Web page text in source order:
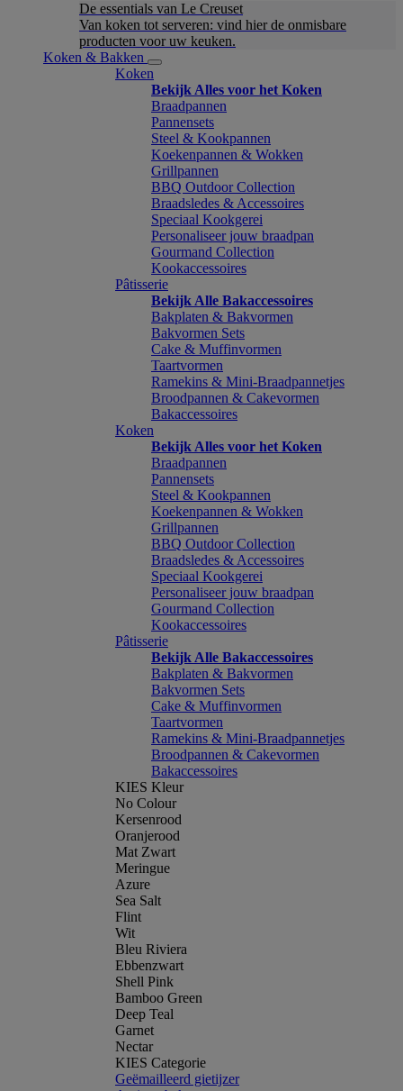
De essentials van Le Creuset
Van koken tot serveren: vind hier de onmisbare
producten voor uw keuken.
Koken & Bakken
Koken
Bekijk Alles voor het Koken
Braadpannen
Pannensets
Steel & Kookpannen
Koekenpannen & Wokken
Grillpannen
BBQ Outdoor Collection
Braadsledes & Accessoires
Speciaal Kookgerei
Personaliseer jouw braadpan
Gourmand Collection
Kookaccessoires
Pâtisserie
Bekijk Alle Bakaccessoires
Bakplaten & Bakvormen
Bakvormen Sets
Cake & Muffinvormen
Taartvormen
Ramekins & Mini-Braadpannetjes
Broodpannen & Cakevormen
Bakaccessoires
Koken
Bekijk Alles voor het Koken
Braadpannen
Pannensets
Steel & Kookpannen
Koekenpannen & Wokken
Grillpannen
BBQ Outdoor Collection
Braadsledes & Accessoires
Speciaal Kookgerei
Personaliseer jouw braadpan
Gourmand Collection
Kookaccessoires
Pâtisserie
Bekijk Alle Bakaccessoires
Bakplaten & Bakvormen
Bakvormen Sets
Cake & Muffinvormen
Taartvormen
Ramekins & Mini-Braadpannetjes
Broodpannen & Cakevormen
Bakaccessoires
KIES Kleur
No Colour
Kersenrood
Oranjerood
Mat Zwart
Meringue
Azure
Sea Salt
Flint
Wit
Bleu Riviera
Ebbenzwart
Shell Pink
Bamboo Green
Deep Teal
Garnet
Nectar
KIES Categorie
Geëmailleerd gietijzer